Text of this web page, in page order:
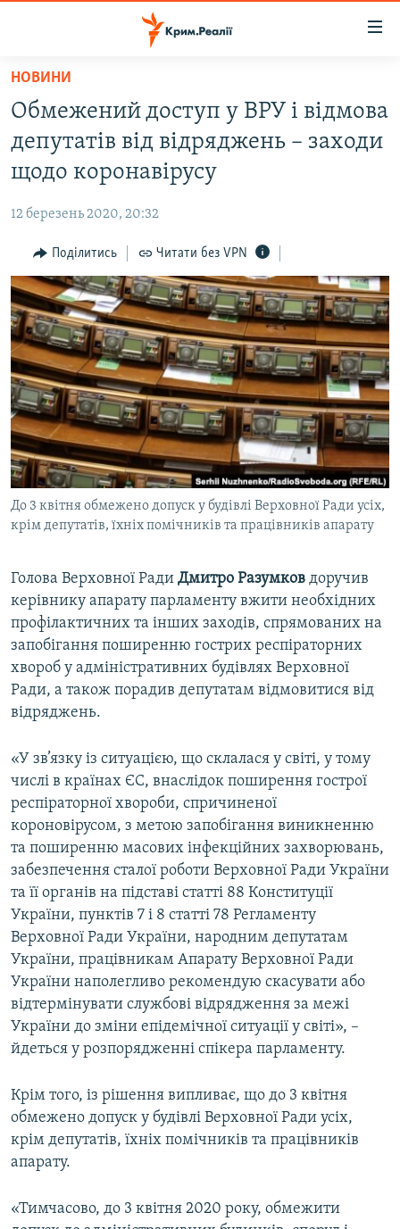
Перейти
основного
матеріалу
Перейти
до
основної
навігації
Перейти
до
пошуку
НОВИНИ
ВІДЕО ТА ФОТО
БЛОГИ
ПОГЛЯД
ІНТЕРВ'Ю
ВСЕ ЗА ДЕНЬ
СПЕЦПРОЕКТИ
ДЕПОРТАЦІЯ
ВІДЕОУРОКИ «ELIFBE»
СВІДЧЕННЯ ОКУПАЦІЇ
УКРАЇНСЬКА ПРОБЛЕМА КРИМУ
ІНФОГРАФІКА
ЯК ОБІЙТИ БЛОКУВАННЯ
Русский
Qırımtatar
ДОЛУЧАЙСЯ!
Усі сайти RFE/RL
НОВИНИ
Обмежений доступ у ВРУ і відмова
депутатів від відряджень – заходи
щодо коронавірусу
12 березень 2020, 20:32
Поділитись Читати без VPN
До 3 квітня обмежено допуск у будівлі Верховної Ради усіх,
крім депутатів, їхніх помічників та працівників апарату
Голова Верховної Ради Дмитро Разумков доручив
керівнику апарату парламенту вжити необхідних
профілактичних та інших заходів, спрямованих на
запобігання поширенню гострих респіраторних
хвороб у адміністративних будівлях Верховної
Ради, а також порадив депутатам відмовитися від
відряджень.
«У зв’язку із ситуацією, що склалася у світі, у тому
числі в країнах ЄС, внаслідок поширення гострої
респіраторної хвороби, спричиненої
короновірусом, з метою запобігання виникненню
та поширенню масових інфекційних захворювань,
забезпечення сталої роботи Верховної Ради України
та її органів на підставі статті 88 Конституції
України, пунктів 7 і 8 статті 78 Регламенту
Верховної Ради України, народним депутатам
України, працівникам Апарату Верховної Ради
України наполегливо рекомендую скасувати або
відтермінувати службові відрядження за межі
України до зміни епідемічної ситуації у світі», –
йдеться у розпорядженні спікера парламенту.
Крім того, із рішення випливає, що до 3 квітня
обмежено допуск у будівлі Верховної Ради усіх,
крім депутатів, їхніх помічників та працівників
апарату.
«Тимчасово, до 3 квітня 2020 року, обмежити